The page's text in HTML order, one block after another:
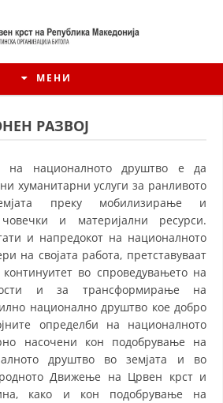
МЕНИ
НА ЦКРМ
НА ДВИЖЕЊЕТО
НА ОРГАНИЗАЦИЈАТА
РАЗВОЈ
на националното друштво е да
хуманитарни услуги за ранливото
преку мобилизирање и
и материјални ресурси.
и напредокот на националното
на својата работа, претставуваат
во спроведувањето на
и за трансформирање на
национално друштво кое добро
определби на националното
насочени кон подобрување на
друштво во земјата и во
Движење на Црвен крст и
како и кон подобрување на